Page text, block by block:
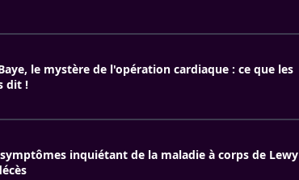
le mystère de l'opération cardiaque : ce que les
dit !
inquiétant de la maladie à corps de Lewy